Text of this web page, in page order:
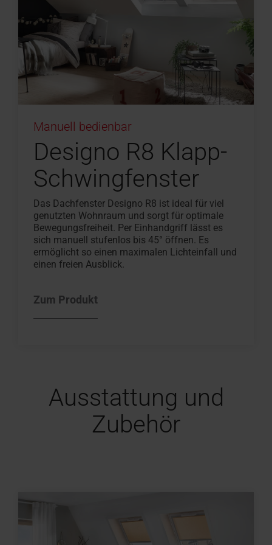
Manuell bedienbar
Designo R8 Klapp-
Schwingfenster
Das Dachfenster Designo R8 ist ideal für viel
genutzten Wohnraum und sorgt für optimale
Bewegungsfreiheit. Per Einhandgriff lässt es
sich manuell stufenlos bis 45° öffnen. Es
ermöglicht so einen maximalen Lichteinfall und
einen freien Ausblick.
Zum Produkt
Ausstattung und
Zubehör